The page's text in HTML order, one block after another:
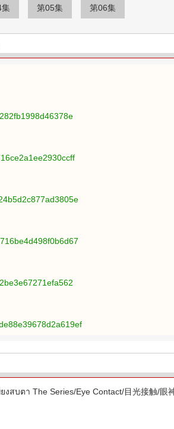
集 第05集 第06集
ตา The Series/Eye Contact/目光接触/眼